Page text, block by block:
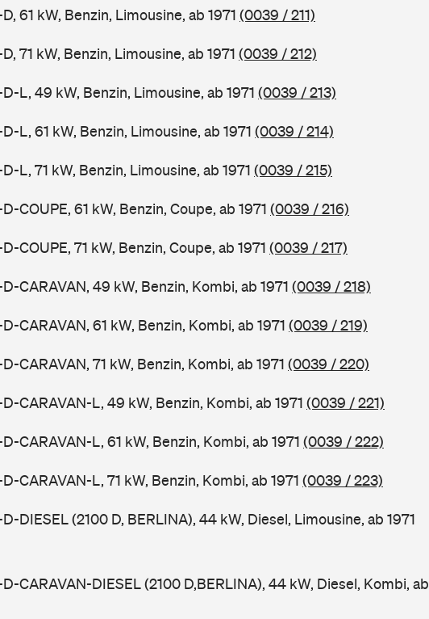
61 kW, Benzin, Limousine, ab 1971 (0039 / 211)
71 kW, Benzin, Limousine, ab 1971 (0039 / 212)
L, 49 kW, Benzin, Limousine, ab 1971 (0039 / 213)
L, 61 kW, Benzin, Limousine, ab 1971 (0039 / 214)
L, 71 kW, Benzin, Limousine, ab 1971 (0039 / 215)
COUPE, 61 kW, Benzin, Coupe, ab 1971 (0039 / 216)
COUPE, 71 kW, Benzin, Coupe, ab 1971 (0039 / 217)
CARAVAN, 49 kW, Benzin, Kombi, ab 1971 (0039 / 218)
CARAVAN, 61 kW, Benzin, Kombi, ab 1971 (0039 / 219)
CARAVAN, 71 kW, Benzin, Kombi, ab 1971 (0039 / 220)
CARAVAN-L, 49 kW, Benzin, Kombi, ab 1971 (0039 / 221)
CARAVAN-L, 61 kW, Benzin, Kombi, ab 1971 (0039 / 222)
CARAVAN-L, 71 kW, Benzin, Kombi, ab 1971 (0039 / 223)
DIESEL (2100 D, BERLINA), 44 kW, Diesel, Limousine, ab 1971
CARAVAN-DIESEL (2100 D,BERLINA), 44 kW, Diesel, Kombi, ab